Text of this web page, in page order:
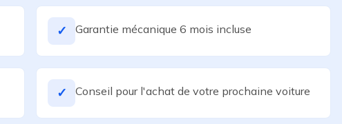
✓ Garantie mécanique 6 mois incluse
✓ Conseil pour l'achat de votre prochaine voiture